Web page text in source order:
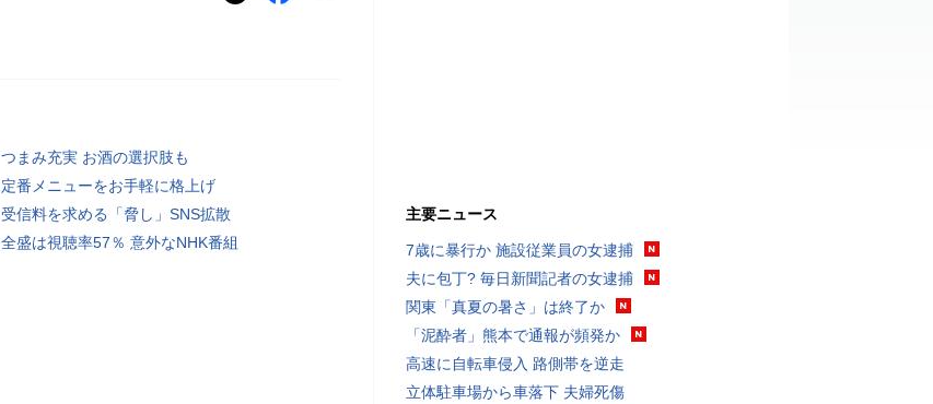
つまみ充実 お酒の選択肢も
定番メニューをお手軽に格上げ
受信料を求める「脅し」SNS拡散
全盛は視聴率57％ 意外なNHK番組
主要ニュース
7歳に暴行か 施設従業員の女逮捕
夫に包丁? 毎日新聞記者の女逮捕
関東「真夏の暑さ」は終了か
「泥酔者」熊本で通報が頻発か
高速に自転車侵入 路側帯を逆走
立体駐車場から車落下 夫婦死傷